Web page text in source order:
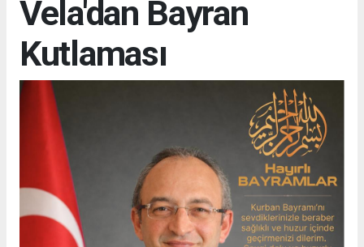
Vela'dan Bayran
Kutlaması